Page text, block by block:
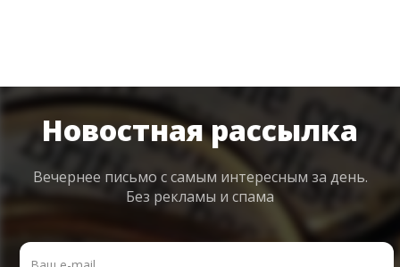
Новостная рассылка
Вечернее письмо с самым интересным за день.
Без рекламы и спама